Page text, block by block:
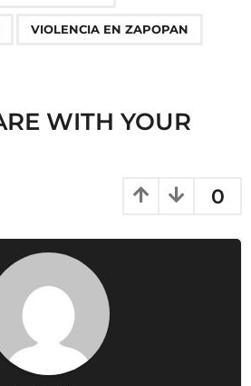
VIOLENCIA EN ZAPOPAN
WITH YOUR
0